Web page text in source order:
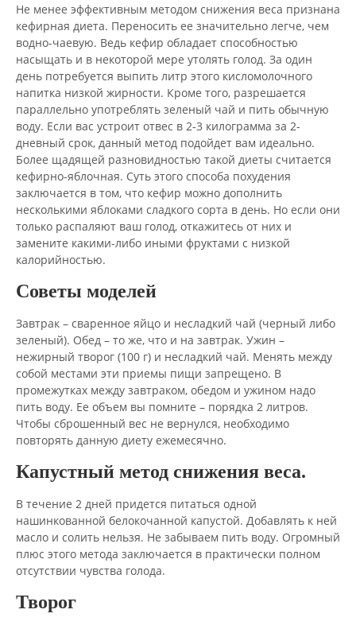
Не менее эффективным методом снижения веса признана
кефирная диета. Переносить ее значительно легче, чем
водно-чаевую. Ведь кефир обладает способностью
насыщать и в некоторой мере утолять голод. За один
день потребуется выпить литр этого кисломолочного
напитка низкой жирности. Кроме того, разрешается
параллельно употреблять зеленый чай и пить обычную
воду. Если вас устроит отвес в 2-3 килограмма за 2-
дневный срок, данный метод подойдет вам идеально.
Более щадящей разновидностью такой диеты считается
кефирно-яблочная. Суть этого способа похудения
заключается в том, что кефир можно дополнить
несколькими яблоками сладкого сорта в день. Но если они
только распаляют ваш голод, откажитесь от них и
замените какими-либо иными фруктами с низкой
калорийностью.
Советы моделей
Завтрак – сваренное яйцо и несладкий чай (черный либо
зеленый). Обед – то же, что и на завтрак. Ужин –
нежирный творог (100 г) и несладкий чай. Менять между
собой местами эти приемы пищи запрещено. В
промежутках между завтраком, обедом и ужином надо
пить воду. Ее объем вы помните – порядка 2 литров.
Чтобы сброшенный вес не вернулся, необходимо
повторять данную диету ежемесячно.
Капустный метод снижения веса.
В течение 2 дней придется питаться одной
нашинкованной белокочанной капустой. Добавлять к ней
масло и солить нельзя. Не забываем пить воду. Огромный
плюс этого метода заключается в практически полном
отсутствии чувства голода.
Творог